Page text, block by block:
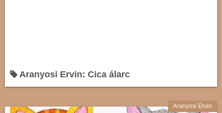
Aranyosi Ervin: Cica álarc
Aranyosi Ervin